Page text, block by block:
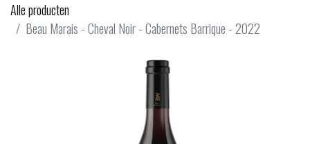
Alle producten
Beau Marais - Cheval Noir - Cabernets Barrique - 2022